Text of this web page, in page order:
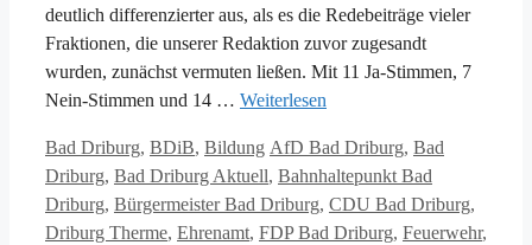
deutlich differenzierter aus, als es die Redebeiträge vieler
Fraktionen, die unserer Redaktion zuvor zugesandt
wurden, zunächst vermuten ließen. Mit 11 Ja-Stimmen, 7
Nein-Stimmen und 14 … Weiterlesen
Kategorien
Bad Driburg, BDiB, Bildung Schlagwörter
AfD Bad Driburg, Bad
Driburg, Bad Driburg Aktuell, Bahnhaltepunkt Bad
Driburg, Bürgermeister Bad Driburg, CDU Bad Driburg,
Driburg Therme, Ehrenamt, FDP Bad Driburg, Feuerwehr,